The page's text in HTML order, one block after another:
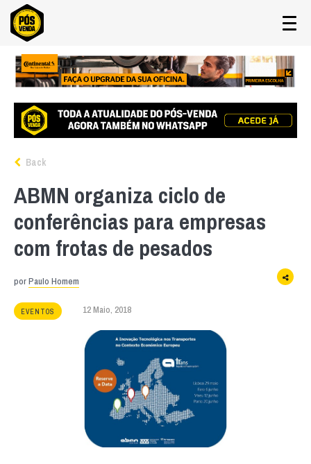
Back
ABMN organiza ciclo de
conferências para empresas
com frotas de pesados
porPaulo Homem
EVENTOS 12 Maio, 2018